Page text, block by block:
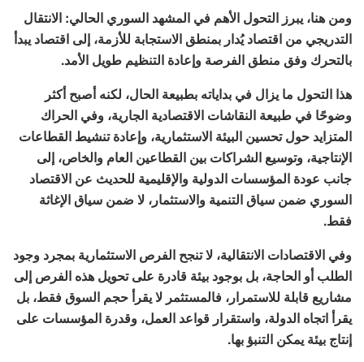
ومن هنا، يبرز التحول الأهم في المشهد السوري الحالي: الانتقال
التدريجي من اقتصاد يُدار بمنطق الاستجابة للأزمة، إلى اقتصاد يبدأ
بالتحرك وفق منطق الفرصة وإعادة التنظيم طويل الأمد.
هذا التحول ما يزال في بداياته بطبيعة الحال، لكنه أصبح أكثر
وضوحًا في طبيعة النقاشات الاقتصادية الجارية، وفي الحراك
المتزايد حول تحسين البيئة الاستثمارية، وإعادة تنشيط القطاعات
الإنتاجية، وتوسيع الشراكات بين القطاعين العام والخاص، إلى
جانب عودة المؤسسات الدولية والإقليمية للحديث عن الاقتصاد
السوري ضمن سياق التنمية والاستثمار، لا ضمن سياق الإغاثة
فقط.
وفي الاقتصادات الانتقالية، لا تنجح الفرص الاستثمارية بمجرد وجود
الطلب أو الحاجة، بل بوجود بيئة قادرة على تحويل هذه الفرص إلى
مشاريع قابلة للاستمرار، فالمستثمر لا يقرأ حجم السوق فقط، بل
يقرأ اتجاه الدولة، واستقرار قواعد العمل، وقدرة المؤسسات على
إنتاج بيئة يمكن التنبؤ بها.